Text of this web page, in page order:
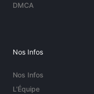
DMCA
Nos Infos
Nos Infos
L'Équipe